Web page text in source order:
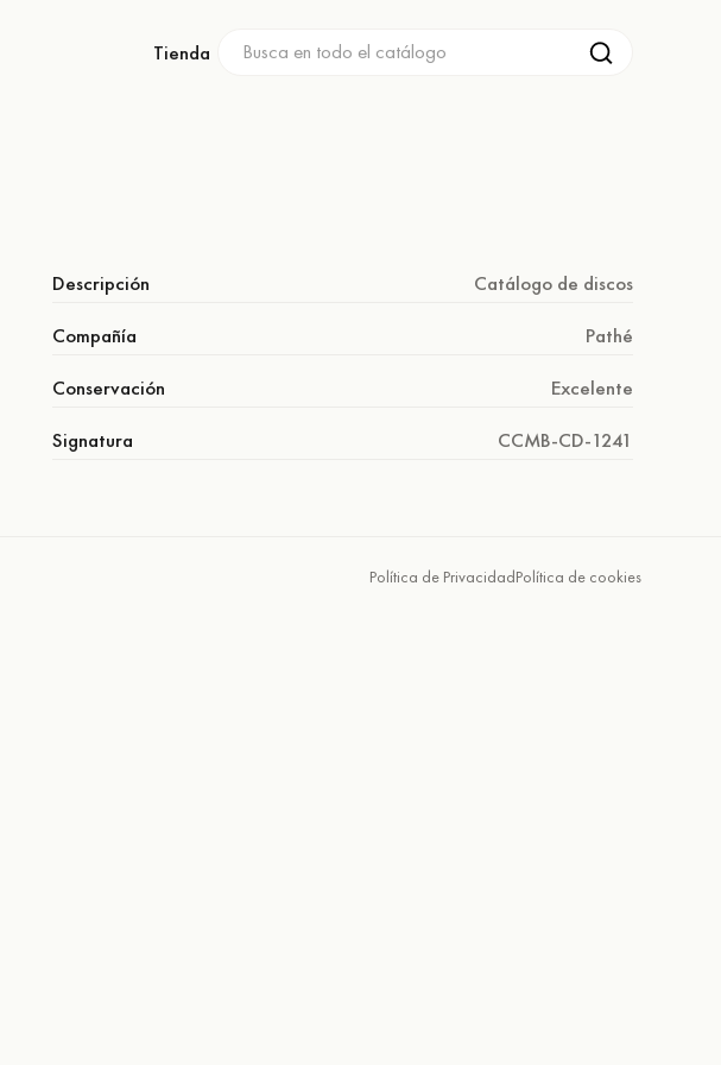
Tienda
Descripción
Catálogo de discos
Compañía
Pathé
Conservación
Excelente
Signatura
CCMB-CD-1241
Política de PrivacidadPolítica de cookies